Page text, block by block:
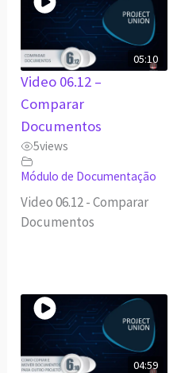
05:10
Video 06.12 –
Comparar
Documentos
5views
Módulo de Documentação
Video 06.12 - Comparar
Documentos
04:59